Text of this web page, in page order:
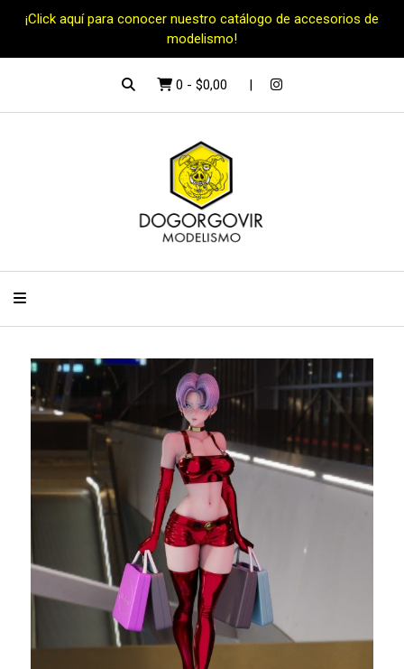
¡Click aquí para conocer nuestro catálogo de accesorios de
modelismo!
0 - $0,00